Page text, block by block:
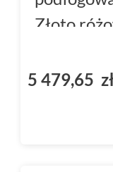
Złoto
5 479,65